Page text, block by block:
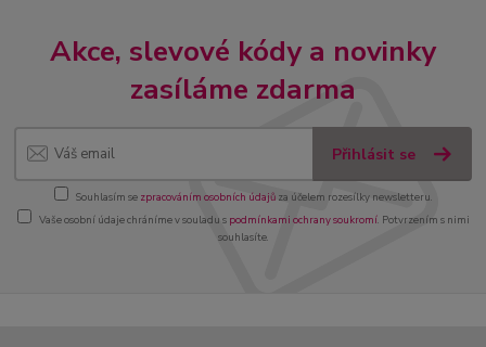
Akce, slevové kódy a novinky
zasíláme zdarma
Přihlásit se
Souhlasím se zpracováním osobních údajůza účelem rozesílky newsletteru.
Vaše osobní údaje chráníme v souladu s podmínkami ochrany soukromí. Potvrzením s nimi
souhlasíte.